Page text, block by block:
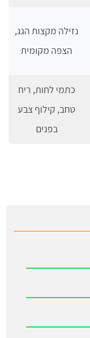
נזילה מקצות הגג,
הצפה מקומית
כתמי לחות, ריח
טחב, קילוף צבע
בפנים